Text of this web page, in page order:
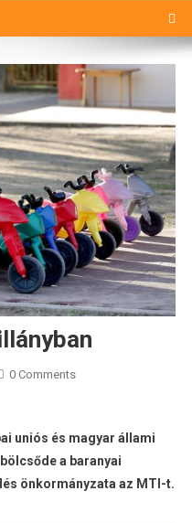
0 Comments
uniós és magyar állami
a baranyai
önkormányzata az MTI-t.